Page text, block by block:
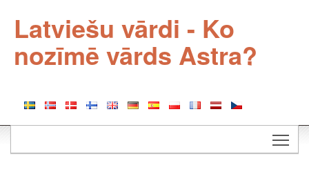
Latviešu vārdi - Ko
nozīmē vārds Astra?